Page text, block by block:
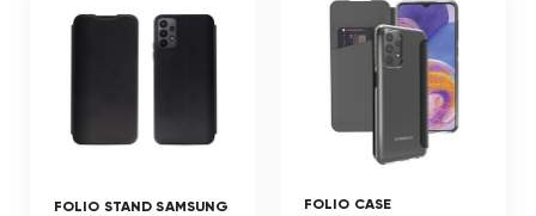
FOLIO STAND SAMSUNG
FOLIO CASE